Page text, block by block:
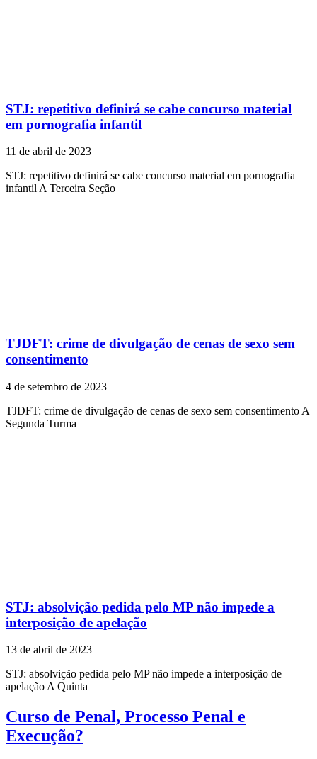
STJ: repetitivo definirá se cabe concurso material
em pornografia infantil
11 de abril de 2023
STJ: repetitivo definirá se cabe concurso material em pornografia
infantil A Terceira Seção
TJDFT: crime de divulgação de cenas de sexo sem
consentimento
4 de setembro de 2023
TJDFT: crime de divulgação de cenas de sexo sem consentimento A
Segunda Turma
STJ: absolvição pedida pelo MP não impede a
interposição de apelação
13 de abril de 2023
STJ: absolvição pedida pelo MP não impede a interposição de
apelação A Quinta
Curso de Penal, Processo Penal e
Execução?